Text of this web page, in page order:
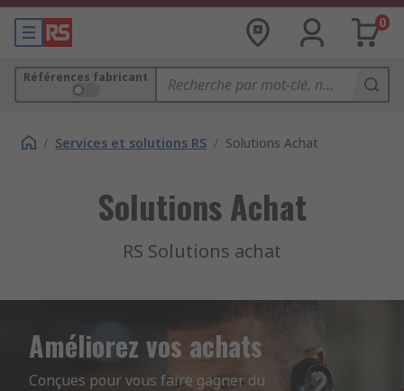
0
Références fabricant
/ Services et solutions RS / Solutions Achat
Solutions Achat
RS Solutions achat
Améliorez vos achats
Conçues pour vous faire gagner du